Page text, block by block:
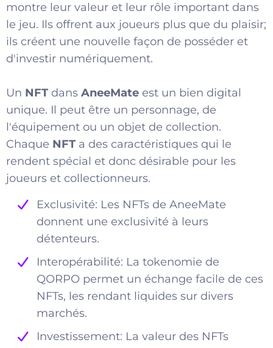
montre leur valeur et leur rôle important dans
le jeu. Ils offrent aux joueurs plus que du plaisir;
ils créent une nouvelle façon de posséder et
d'investir numériquement.
Un NFT dans AneeMate est un bien digital
unique. Il peut être un personnage, de
l'équipement ou un objet de collection.
Chaque NFT a des caractéristiques qui le
rendent spécial et donc désirable pour les
joueurs et collectionneurs.
Exclusivité: Les NFTs de AneeMate
donnent une exclusivité à leurs
détenteurs.
Interopérabilité: La tokenomie de
QORPO permet un échange facile de ces
NFTs, les rendant liquides sur divers
marchés.
Investissement: La valeur des NFTs